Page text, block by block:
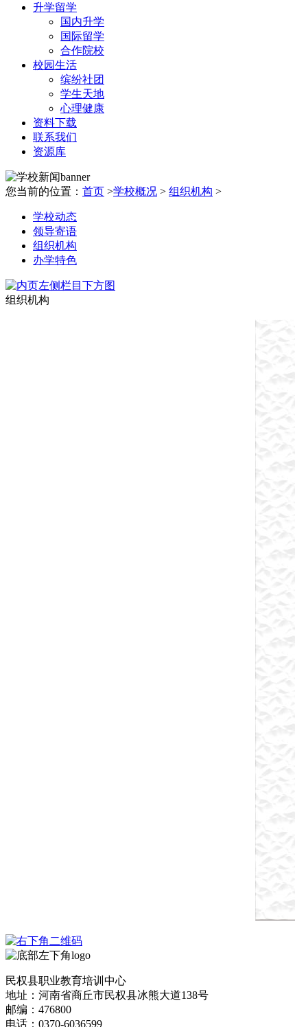
升学留学
国内升学
国际留学
合作院校
校园生活
缤纷社团
学生天地
心理健康
资料下载
联系我们
资源库
您当前的位置： 首页 >学校概况 > 组织机构 >
学校动态
领导寄语
组织机构
办学特色
组织机构
民权县职业教育培训中心
地址：河南省商丘市民权县冰熊大道138号
邮编：476800
电话：0370-6036599